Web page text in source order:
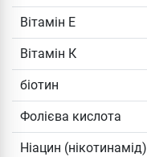
Вітамін Е
Вітамін К
біотин
Фолієва кислота
Ніацин (нікотинамід)